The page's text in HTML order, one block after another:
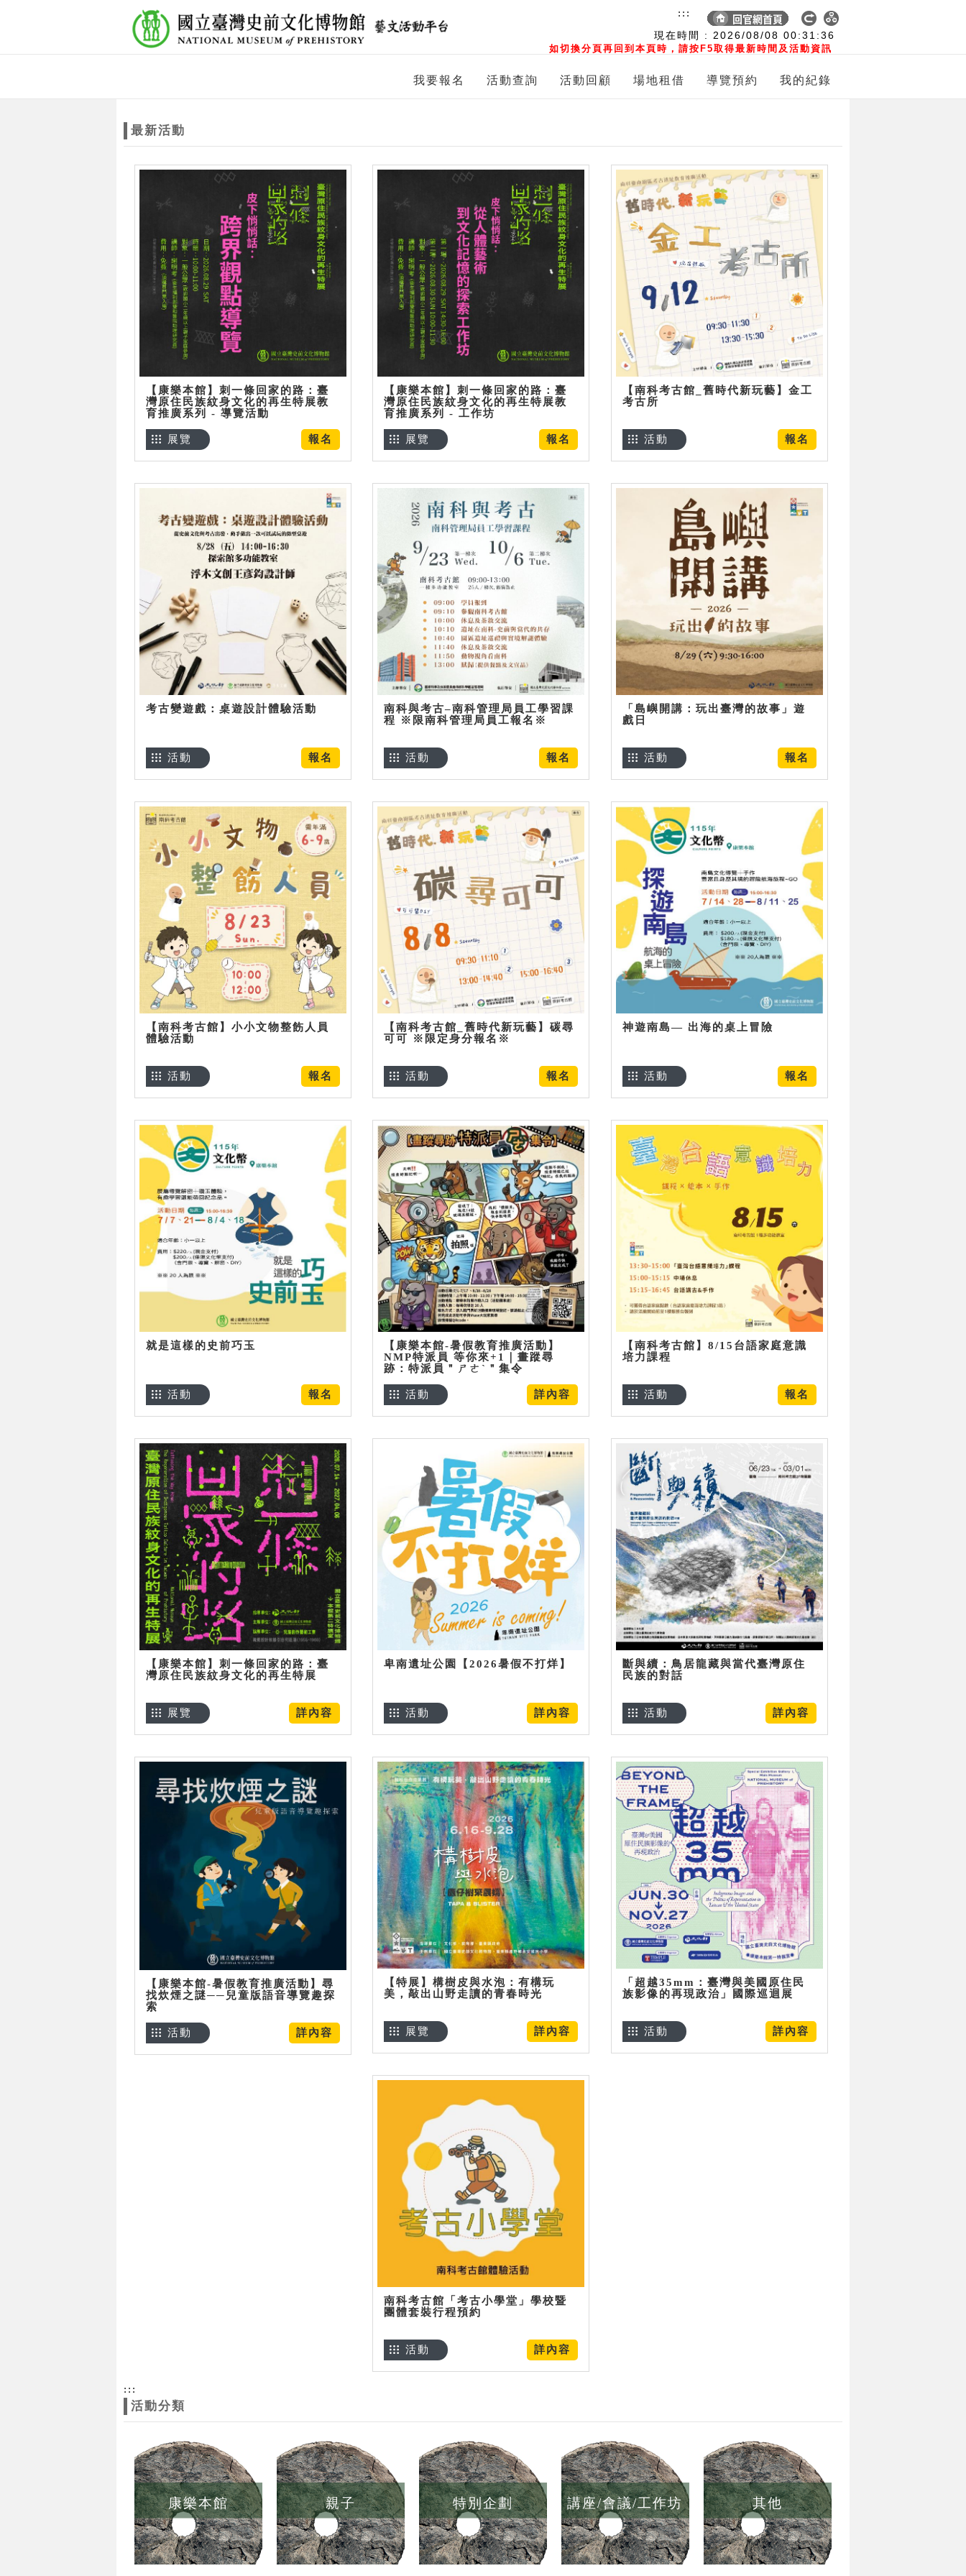
現在時間 : 2026/08/08 00:31:38
如切換分頁再回到本頁時，請按F5取得最新時間及活動資訊
:::
我要報名 活動查詢 活動回顧 場地租借 導覽預約 我的紀錄
最新活動
【康樂本館】刺一條回家的路：臺
灣原住民族紋身文化的再生特展教
育推廣系列 - 導覽活動
報名
展覽
【康樂本館】刺一條回家的路：臺
灣原住民族紋身文化的再生特展教
育推廣系列 - 工作坊
報名
展覽
【南科考古館_舊時代新玩藝】金工
考古所
報名
活動
考古變遊戲：桌遊設計體驗活動
報名
活動
南科與考古–南科管理局員工學習課
程 ※限南科管理局員工報名※
報名
活動
「島嶼開講：玩出臺灣的故事」遊
戲日
報名
活動
【南科考古館】小小文物整飭人員
體驗活動
報名
活動
【南科考古館_舊時代新玩藝】碳尋
可可 ※限定身分報名※
報名
活動
神遊南島— 出海的桌上冒險
報名
活動
就是這樣的史前巧玉
報名
活動
【康樂本館-暑假教育推廣活動】
NMP特派員 等你來+1｜畫蹤尋
跡：特派員＂ㄕㄜˋ＂集令
詳內容
活動
【南科考古館】8/15台語家庭意識
培力課程
報名
活動
【康樂本館】刺一條回家的路：臺
灣原住民族紋身文化的再生特展
詳內容
展覽
卑南遺址公園【2026暑假不打烊】
詳內容
活動
斷與續：鳥居龍藏與當代臺灣原住
民族的對話
詳內容
活動
【康樂本館-暑假教育推廣活動】尋
找炊煙之謎──兒童版語音導覽趣探
索
詳內容
活動
【特展】構樹皮與水泡：有構玩
美，敲出山野走讀的青春時光
詳內容
展覽
「超越35mm：臺灣與美國原住民
族影像的再現政治」國際巡迴展
詳內容
活動
南科考古館「考古小學堂」學校暨
團體套裝行程預約
詳內容
活動
:::
活動分類
康樂本館 親子 特別企劃 講座/會議/工作坊 其他